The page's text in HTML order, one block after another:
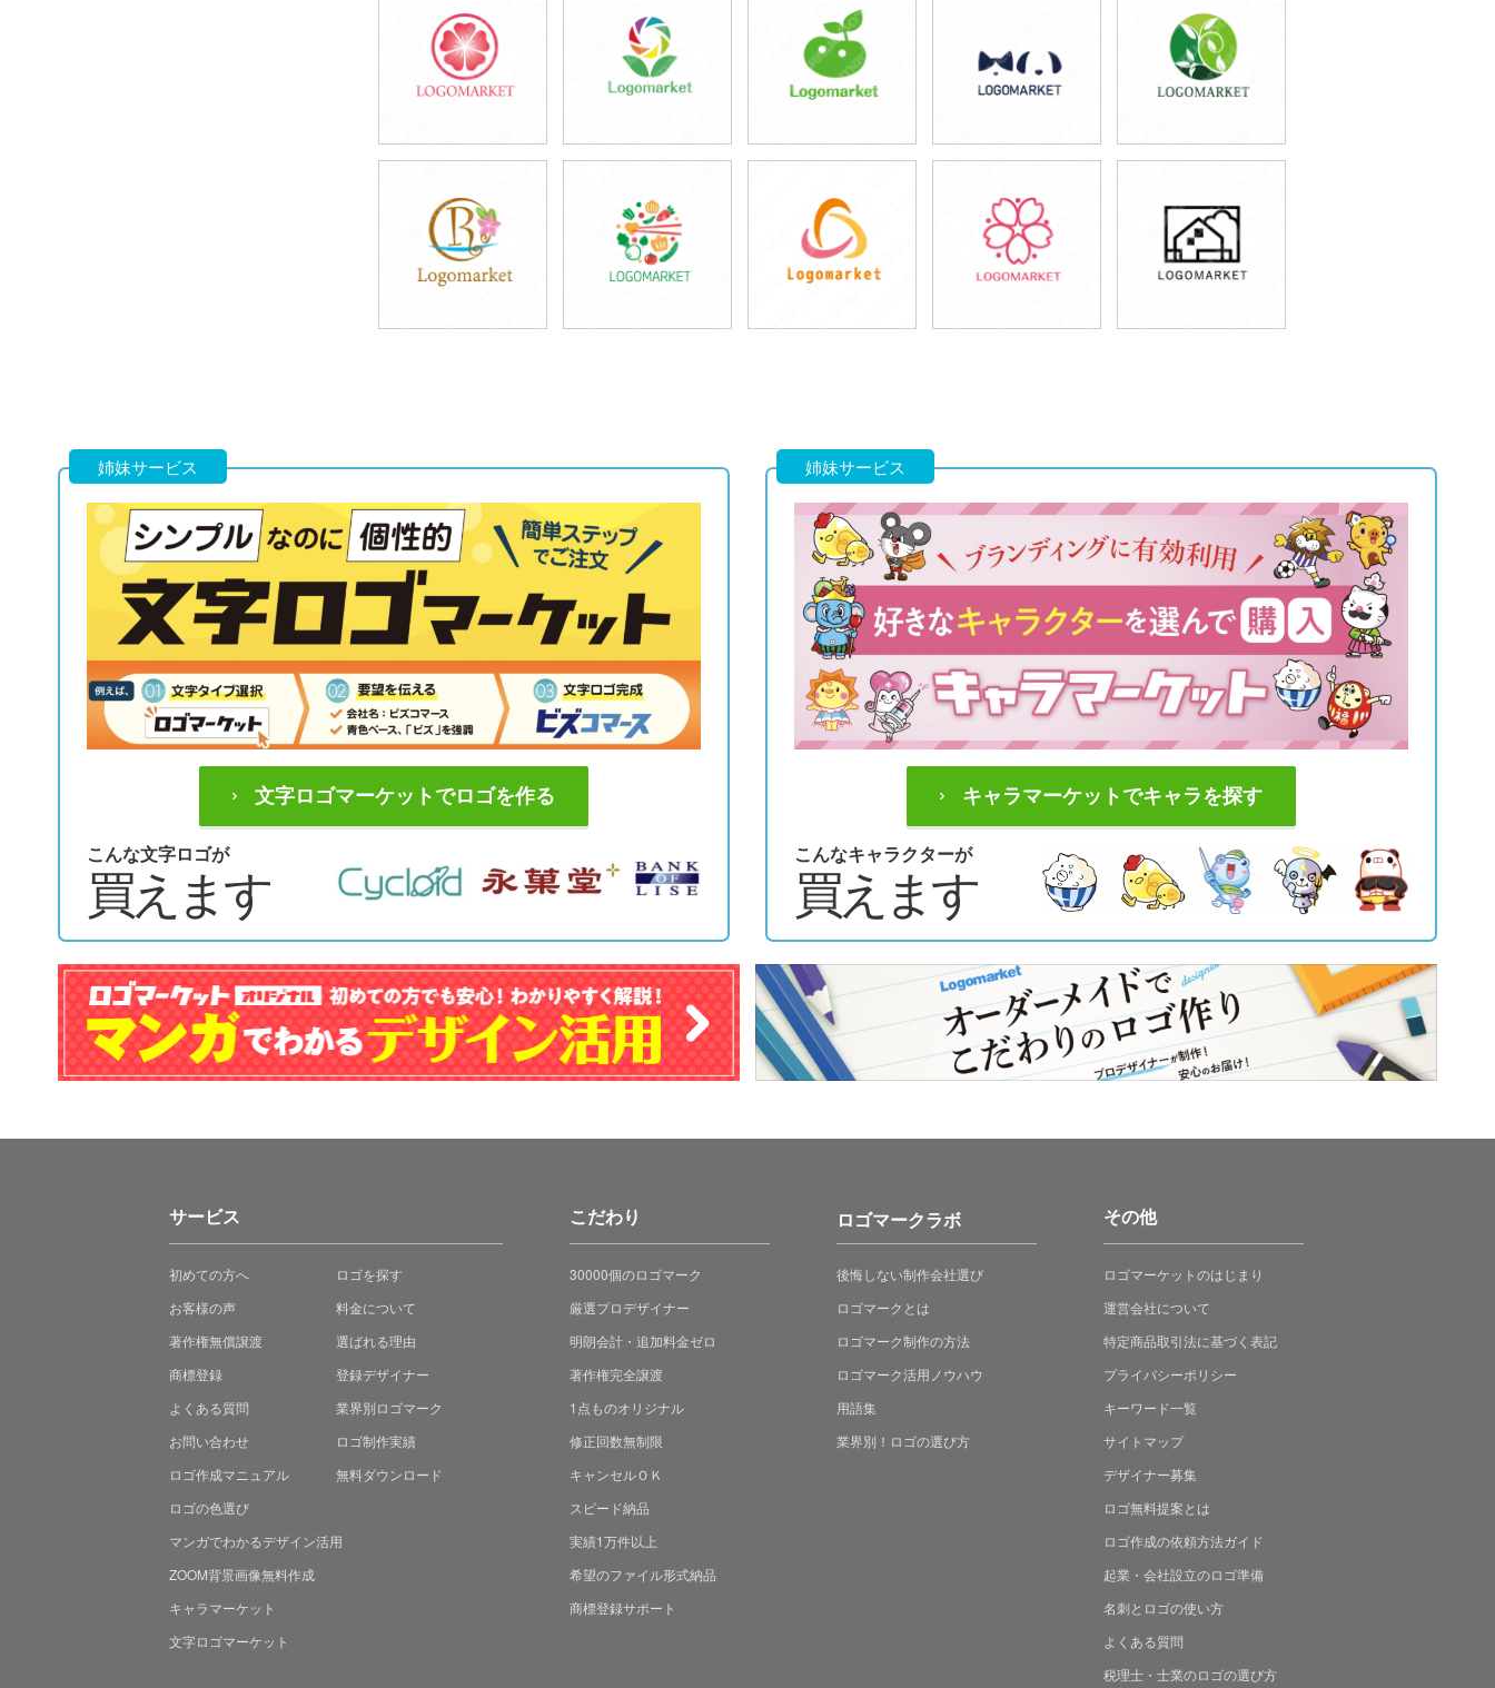
49,800円
(税込54,780円)
69,800円
(税込76,780円)
39,800円
(税込43,780円)
49,800円
(税込54,780円)
49,800円
(税込54,780円)
49,800円
(税込54,780円)
49,800円
(税込54,780円)
39,800円
(税込43,780円)
49,800円
(税込54,780円)
姉妹サービス
文字ロゴマーケットでロゴを作る
こんな文字ロゴが
買えます
姉妹サービス
キャラマーケットでキャラを探す
こんなキャラクターが
買えます
サービス
初めての方へ
ロゴを探す
お客様の声
料金について
著作権無償譲渡
選ばれる理由
商標登録
登録デザイナー
よくある質問
業界別ロゴマーク
お問い合わせ
ロゴ制作実績
ロゴ作成マニュアル
無料ダウンロード
ロゴの色選び
マンガでわかるデザイン活用
ZOOM背景画像無料作成
キャラマーケット
文字ロゴマーケット
こだわり
30000個のロゴマーク
厳選プロデザイナー
明朗会計・追加料金ゼロ
著作権完全譲渡
1点ものオリジナル
修正回数無制限
キャンセルＯＫ
スピード納品
実績1万件以上
希望のファイル形式納品
商標登録サポート
ロゴマークラボ
後悔しない制作会社選び
ロゴマークとは
ロゴマーク制作の方法
ロゴマーク活用ノウハウ
用語集
業界別！ロゴの選び方
その他
ロゴマーケットのはじまり
運営会社について
特定商品取引法に基づく表記
プライバシーポリシー
キーワード一覧
サイトマップ
デザイナー募集
ロゴ無料提案とは
ロゴ作成の依頼方法ガイド
起業・会社設立のロゴ準備
名刺とロゴの使い方
よくある質問
税理士・士業のロゴの選び方